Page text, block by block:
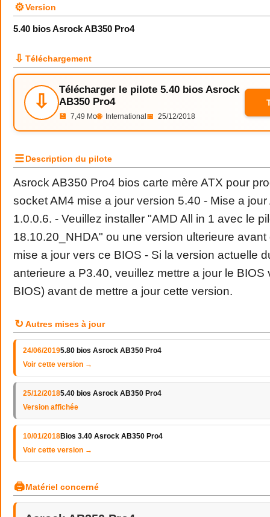
⚙Version
5.40 bios Asrock AB350 Pro4
⇩ Téléchargement
⇩
Télécharger le pilote 5.40 bios Asrock
AB350 Pro4
💾 7,49 Mo🌐 International 📅 25/12/2018
☰Description du pilote
Asrock AB350 Pro4 bios carte mère ATX pour
socket AM4 mise a jour version 5.40 - Mise a
1.0.0.6. - Veuillez installer "AMD All in 1 avec le
18.10.20_NHDA" ou une version ulterieure
mise a jour vers ce BIOS - Si la version actuelle
anterieure a P3.40, veuillez mettre a jour le BIOS
BIOS) avant de mettre a jour cette version.
↻ Autres mises à jour
24/06/20195.80 bios Asrock AB350 Pro4
Voir cette version →
25/12/20185.40 bios Asrock AB350 Pro4
Version affichée
10/01/2018Bios 3.40 Asrock AB350 Pro4
Voir cette version →
🖨Matériel concerné